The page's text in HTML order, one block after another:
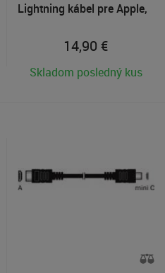
Lightning kábel pre Apple,
14,90 €
Skladom posledný kus